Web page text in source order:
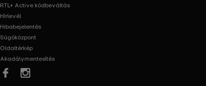
RTL+ Active kódbeváltás
Hírlevél
Hibabejelentés
Súgóközpont
Oldaltérkép
Akadálymentesítés
Facebook